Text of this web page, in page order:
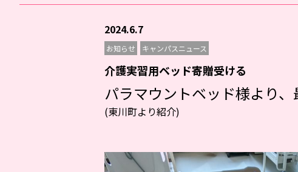
2024.6.7
お知らせ キャンパスニュース
介護実習用ベッド寄贈受ける
パラマウントベッド様より
(東川町より紹介)